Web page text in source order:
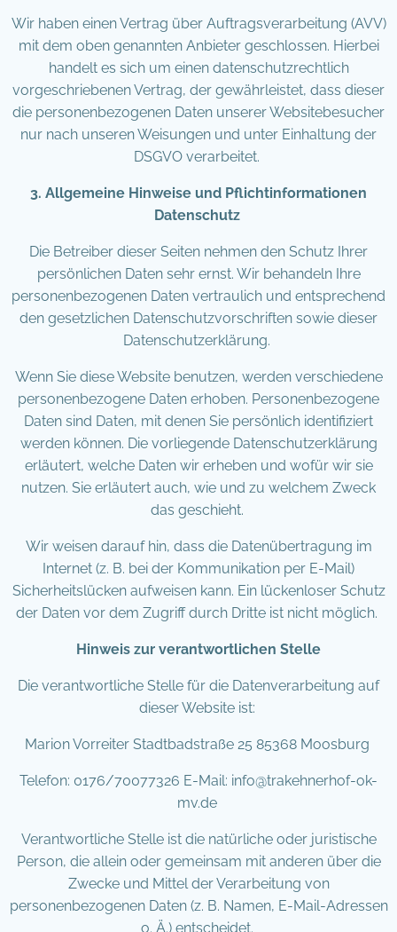
Wir haben einen Vertrag über Auftragsverarbeitung (AVV)
mit dem oben genannten Anbieter geschlossen. Hierbei
handelt es sich um einen datenschutzrechtlich
vorgeschriebenen Vertrag, der gewährleistet, dass dieser
die personenbezogenen Daten unserer Websitebesucher
nur nach unseren Weisungen und unter Einhaltung der
DSGVO verarbeitet.
3. Allgemeine Hinweise und Pflichtinformationen
Datenschutz
Die Betreiber dieser Seiten nehmen den Schutz Ihrer
persönlichen Daten sehr ernst. Wir behandeln Ihre
personenbezogenen Daten vertraulich und entsprechend
den gesetzlichen Datenschutzvorschriften sowie dieser
Datenschutzerklärung.
Wenn Sie diese Website benutzen, werden verschiedene
personenbezogene Daten erhoben. Personenbezogene
Daten sind Daten, mit denen Sie persönlich identifiziert
werden können. Die vorliegende Datenschutzerklärung
erläutert, welche Daten wir erheben und wofür wir sie
nutzen. Sie erläutert auch, wie und zu welchem Zweck
das geschieht.
Wir weisen darauf hin, dass die Datenübertragung im
Internet (z. B. bei der Kommunikation per E-Mail)
Sicherheitslücken aufweisen kann. Ein lückenloser Schutz
der Daten vor dem Zugriff durch Dritte ist nicht möglich.
Hinweis zur verantwortlichen Stelle
Die verantwortliche Stelle für die Datenverarbeitung auf
dieser Website ist:
Marion Vorreiter Stadtbadstraße 25 85368 Moosburg
Telefon: 0176/70077326 E-Mail: info@trakehnerhof-ok-
mv.de
Verantwortliche Stelle ist die natürliche oder juristische
Person, die allein oder gemeinsam mit anderen über die
Zwecke und Mittel der Verarbeitung von
personenbezogenen Daten (z. B. Namen, E-Mail-Adressen
o. Ä.) entscheidet.